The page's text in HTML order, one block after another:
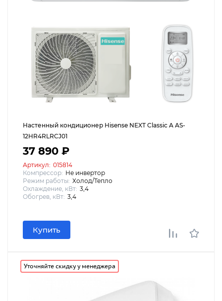
Настенный кондиционер Hisense NEXT Classic A AS-
12HR4RLRCJ01
37 890 ₽
Артикул: 015814
Компрессор: Не инвертор
Режим работы: Холод/Тепло
Охлаждение, кВт: 3,4
Обогрев, кВт: 3,4
Купить
Уточняйте скидку у менеджера